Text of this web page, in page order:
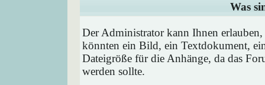
Was
Der Administrator kann Ihnen
könnten ein Bild, ein Textdokument,
Dateigröße für die Anhänge, da das
werden sollte.